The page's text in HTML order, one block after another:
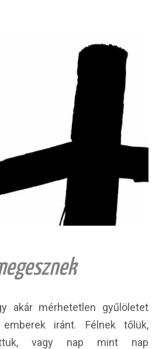
akár mérhetetlen gyűlöletet
iránt. Félnek tőlük,
vagy nap mint nap